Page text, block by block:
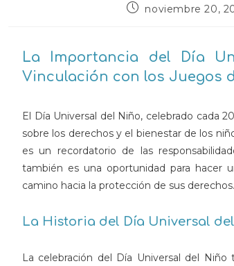
Publicación
noviembre 20,
La Importancia del Día
Vinculación con los Juegos
El Día Universal del Niño, celebrado cada
sobre los derechos y el bienestar de los
es un recordatorio de las
también es una oportunidad para hacer
camino hacia la protección de sus derechos.
La Historia del Día Universal
La celebración del Día Universal del